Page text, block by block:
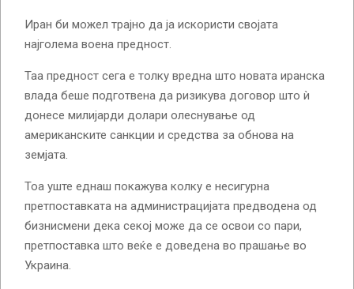
Иран би можел трајно да ја искористи својата
најголема воена предност.
Таа предност сега е толку вредна што новата иранска
влада беше подготвена да ризикува договор што ѝ
донесе милијарди долари олеснување од
американските санкции и средства за обнова на
земјата.
Тоа уште еднаш покажува колку е несигурна
претпоставката на администрацијата предводена од
бизнисмени дека секој може да се освои со пари,
претпоставка што веќе е доведена во прашање во
Украина.